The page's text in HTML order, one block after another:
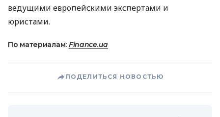
ведущими европейскими экспертами и
юристами.
По материалам: Finance.ua
ПОДЕЛИТЬСЯ НОВОСТЬЮ